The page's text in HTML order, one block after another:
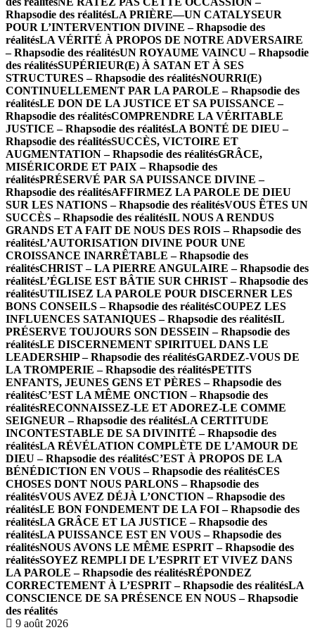
Rhapsodie des réalitésLA PRIÈRE—UN CATALYSEUR
POUR L’INTERVENTION DIVINE – Rhapsodie des
réalitésLA VÉRITÉ À PROPOS DE NOTRE ADVERSAIRE
– Rhapsodie des réalitésUN ROYAUME VAINCU – Rhapsodie
des réalitésSUPÉRIEUR(E) À SATAN ET À SES
STRUCTURES – Rhapsodie des réalitésNOURRI(E)
CONTINUELLEMENT PAR LA PAROLE – Rhapsodie des
réalitésLE DON DE LA JUSTICE ET SA PUISSANCE –
Rhapsodie des réalitésCOMPRENDRE LA VÉRITABLE
JUSTICE – Rhapsodie des réalitésLA BONTÉ DE DIEU –
Rhapsodie des réalitésSUCCÈS, VICTOIRE ET
AUGMENTATION – Rhapsodie des réalitésGRÂCE,
MISÉRICORDE ET PAIX – Rhapsodie des
réalitésPRÉSERVÉ PAR SA PUISSANCE DIVINE –
Rhapsodie des réalitésAFFIRMEZ LA PAROLE DE DIEU
SUR LES NATIONS – Rhapsodie des réalitésVOUS ÊTES UN
SUCCÈS – Rhapsodie des réalitésIL NOUS A RENDUS
GRANDS ET A FAIT DE NOUS DES ROIS – Rhapsodie des
réalitésL’AUTORISATION DIVINE POUR UNE
CROISSANCE INARRÊTABLE – Rhapsodie des
réalitésCHRIST – LA PIERRE ANGULAIRE – Rhapsodie des
réalitésL’ÉGLISE EST BÂTIE SUR CHRIST – Rhapsodie des
réalitésUTILISEZ LA PAROLE POUR DISCERNER LES
BONS CONSEILS – Rhapsodie des réalitésCOUPEZ LES
INFLUENCES SATANIQUES – Rhapsodie des réalitésIL
PRÉSERVE TOUJOURS SON DESSEIN – Rhapsodie des
réalitésLE DISCERNEMENT SPIRITUEL DANS LE
LEADERSHIP – Rhapsodie des réalitésGARDEZ-VOUS DE
LA TROMPERIE – Rhapsodie des réalitésPETITS
ENFANTS, JEUNES GENS ET PÈRES – Rhapsodie des
réalitésC’EST LA MÊME ONCTION – Rhapsodie des
réalitésRECONNAISSEZ-LE ET ADOREZ-LE COMME
SEIGNEUR – Rhapsodie des réalitésLA CERTITUDE
INCONTESTABLE DE SA DIVINITÉ – Rhapsodie des
réalitésLA RÉVÉLATION COMPLÈTE DE L’AMOUR DE
DIEU – Rhapsodie des réalitésC’EST À PROPOS DE LA
BÉNÉDICTION EN VOUS – Rhapsodie des réalitésCES
CHOSES DONT NOUS PARLONS – Rhapsodie des
réalitésVOUS AVEZ DÉJÀ L’ONCTION – Rhapsodie des
réalitésLE BON FONDEMENT DE LA FOI – Rhapsodie des
réalitésLA GRÂCE ET LA JUSTICE – Rhapsodie des
réalitésLA PUISSANCE EST EN VOUS – Rhapsodie des
réalitésNOUS AVONS LE MÊME ESPRIT – Rhapsodie des
réalitésSOYEZ REMPLI DE L’ESPRIT ET VIVEZ DANS
LA PAROLE – Rhapsodie des réalitésRÉPONDEZ
CORRECTEMENT À L’ESPRIT – Rhapsodie des réalitésLA
CONSCIENCE DE SA PRÉSENCE EN NOUS – Rhapsodie
des réalités
9 août 2026